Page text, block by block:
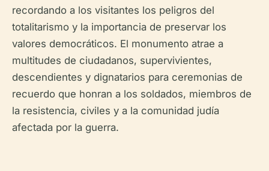
recordando a los visitantes los peligros del
totalitarismo y la importancia de preservar los
valores democráticos. El monumento atrae a
multitudes de ciudadanos, supervivientes,
descendientes y dignatarios para ceremonias de
recuerdo que honran a los soldados, miembros de
la resistencia, civiles y a la comunidad judía
afectada por la guerra.